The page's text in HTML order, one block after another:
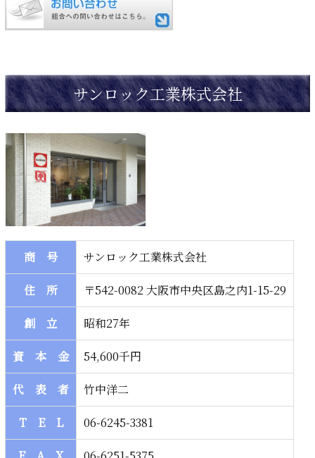
サンロック工業株式会社
商 号 サンロック工業株式会社
住 所 〒542-0082 大阪市中央区島之内1-15-29
創 立 昭和27年
資 本 金 54,600千円
代 表 者 竹中洋二
T E L 06-6245-3381